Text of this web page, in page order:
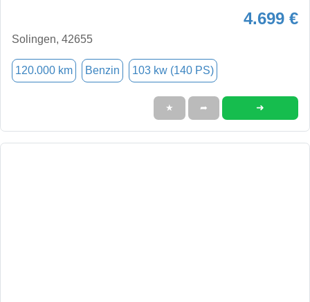
4.699 €
Solingen, 42655
120.000 km Benzin 103 kw (140 PS)
★ ➦ ➜